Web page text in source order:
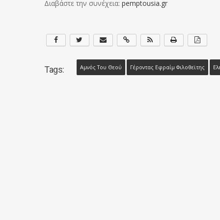
Διαβάστε την συνέχεια: pemptousia.gr
Tags: Αμνός Του Θεού Γέροντας Εφραίμ Φιλοθεϊτης